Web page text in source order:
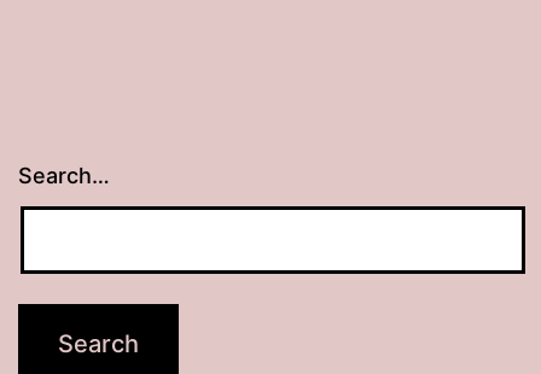
Search…